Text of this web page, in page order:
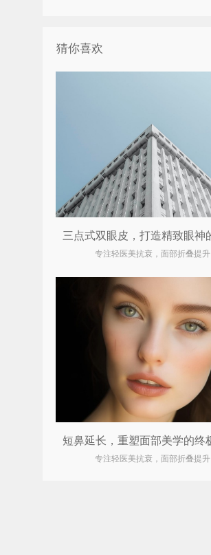
猜你喜欢
专注轻医美抗衰，面部折叠提升
专注轻医美抗衰，面部折叠提升